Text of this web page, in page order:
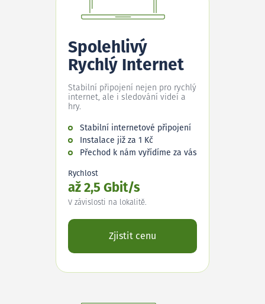
Spolehlivý
Rychlý Internet
Stabilní připojení nejen pro rychlý
internet, ale i sledování videí a
hry.
Stabilní internetové připojení
Instalace již za 1 Kč
Přechod k nám vyřídíme za vás
Rychlost
až 2,5 Gbit/s
V závislosti na lokalitě.
Zjistit cenu